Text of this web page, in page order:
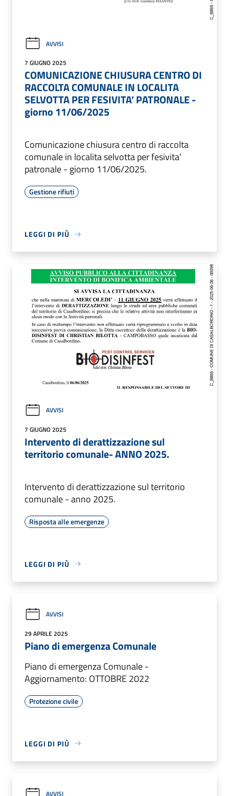
AVVISI
7 GIUGNO 2025
COMUNICAZIONE CHIUSURA CENTRO DI
RACCOLTA COMUNALE IN LOCALITA
SELVOTTA PER FESIVITA’ PATRONALE -
giorno 11/06/2025
Comunicazione chiusura centro di raccolta
comunale in localita selvotta per fesivita’
patronale - giorno 11/06/2025.
Gestione rifiuti
LEGGI DI PIÙ
AVVISI
7 GIUGNO 2025
Intervento di derattizzazione sul
territorio comunale- ANNO 2025.
Intervento di derattizzazione sul territorio
comunale - anno 2025.
Risposta alle emergenze
LEGGI DI PIÙ
AVVISI
29 APRILE 2025
Piano di emergenza Comunale
Piano di emergenza Comunale -
Aggiornamento: OTTOBRE 2022
Protezione civile
LEGGI DI PIÙ
AVVISI